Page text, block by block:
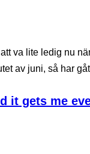
va lite ledig nu
av juni, så har
it gets me